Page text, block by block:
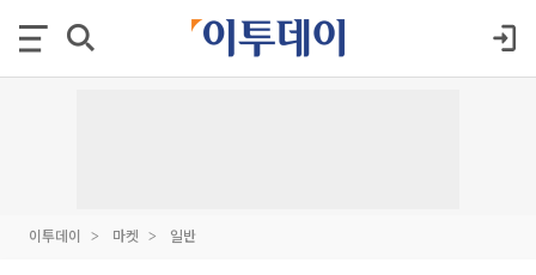
이투데이 마켓 일반